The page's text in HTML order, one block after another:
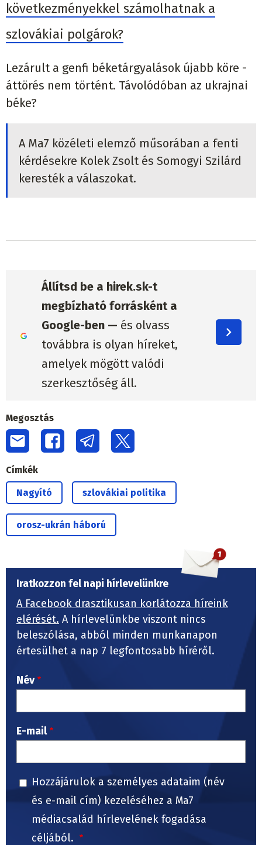
következményekkel számolhatnak a
szlovákiai polgárok?
Lezárult a genfi béketárgyalások újabb köre -
áttörés nem történt. Távolódóban az ukrajnai
béke?
A Ma7 közéleti elemző műsorában a fenti
kérdésekre Kolek Zsolt és Somogyi Szilárd
keresték a válaszokat.
Állítsd be a hirek.sk-t
megbízható forrásként a
Google-ben — és olvass
továbbra is olyan híreket,
amelyek mögött valódi
szerkesztőség áll.
Megosztás
Címkék
Nagyító szlovákiai politika
orosz-ukrán háború
Iratkozzon fel napi hírlevelünkre
A Facebook drasztikusan korlátozza híreink
elérését. A hírlevelünkbe viszont nincs
beleszólása, abból minden munkanapon
értesülhet a nap 7 legfontosabb híréről.
Név
E-mail
Hozzájárulok a személyes adataim (név
és e-mail cím) kezeléséhez a Ma7
médiacsalád hírlevelének fogadása
céljából.